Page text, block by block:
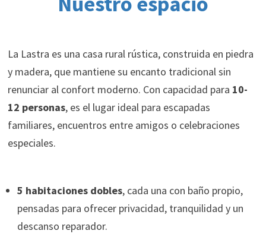
La Lastra es una casa rural rústica, construida en piedra
y madera, que mantiene su encanto tradicional sin
renunciar al confort moderno. Con capacidad para 10-
12 personas, es el lugar ideal para escapadas
familiares, encuentros entre amigos o celebraciones
especiales.
5 habitaciones dobles, cada una con baño propio,
pensadas para ofrecer privacidad, tranquilidad y un
descanso reparador.